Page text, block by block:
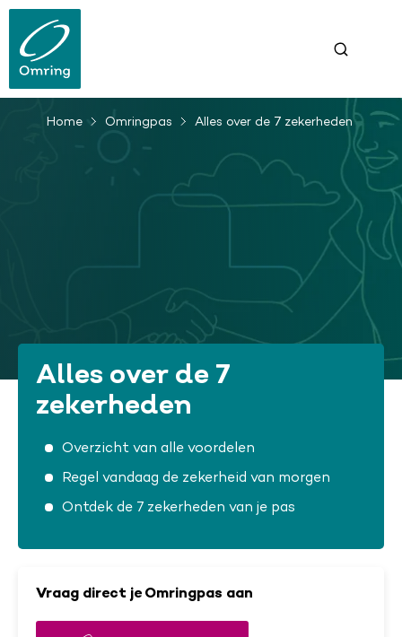
naar
gaan
Kruimelpad
Home Omringpas Alles over de 7 zekerheden
Alles over de 7
zekerheden
Overzicht van alle voordelen
Regel vandaag de zekerheid van morgen
Ontdek de 7 zekerheden van je pas
Vraag direct je Omringpas aan